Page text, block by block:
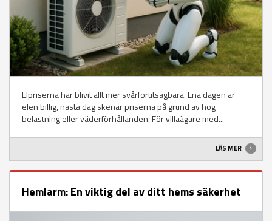
Elpriserna har blivit allt mer svårförutsägbara. Ena dagen är
elen billig, nästa dag skenar priserna på grund av hög
belastning eller väderförhållanden. För villaägare med...
LÄS MER
Hemlarm: En viktig del av ditt hems säkerhet